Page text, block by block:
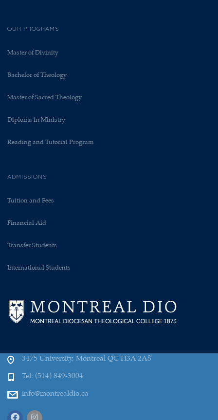
OUR PROGRAMS
Master of Divinity
Bachelor of Theology
Master of Sacred Theology
Diploma in Ministry
Reading and Tutorial Program
ADMISSIONS
Tuition and Fees
Financial Aid
Transfer Students
International Students
3475 University, Montreal QC H3A 2A8
Tel: (514) 849-3004
info@montrealdio.ca